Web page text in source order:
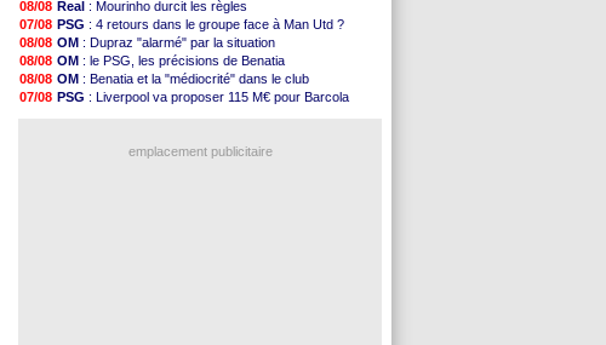
09h25
Man Utd: Vitek vendu à Middlesbrough (off.)
09h10
PSV : Sano recruté pour 14,5 M€ (officiel)
08h52
OM : Coventry pense à Angel Gomes
08/08 PSG : Rafel Pol satisfait des progrès
08/08 Amical: le Barça vainqueur puis battu
08/08 Inter : Calhanoglu prêt à prolonger
: les résultats de la soirée
08/08 Real : Mourinho durcit les règles
07/08 PSG : 4 retours dans le groupe face à Man Utd ?
08/08 OM : Dupraz "alarmé" par la situation
08/08 OM : le PSG, les précisions de Benatia
08/08 OM : Benatia et la "médiocrité" dans le club
07/08 PSG : Liverpool va proposer 115 M€ pour Barcola
emplacement publicitaire